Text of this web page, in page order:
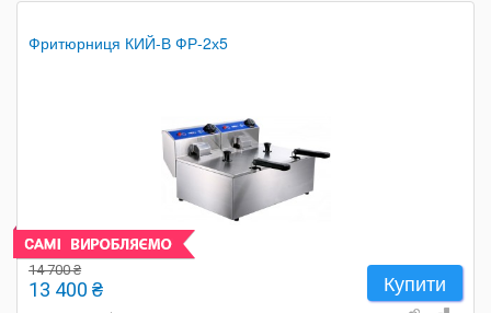
Фритюрниця КИЙ-В ФР-2х5
Купити
14 700 ₴
13 400 ₴